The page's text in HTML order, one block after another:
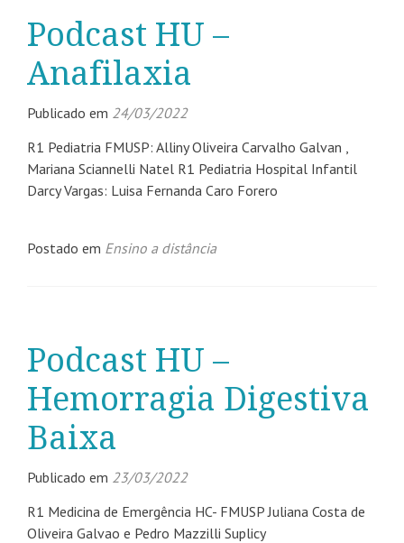
Podcast HU –
Anafilaxia
Publicado em 24/03/2022
R1 Pediatria FMUSP: Alliny Oliveira Carvalho Galvan ,
Mariana Sciannelli Natel R1 Pediatria Hospital Infantil
Darcy Vargas: Luisa Fernanda Caro Forero
Postado em Ensino a distância
Podcast HU –
Hemorragia Digestiva
Baixa
Publicado em 23/03/2022
R1 Medicina de Emergência HC- FMUSP Juliana Costa de
Oliveira Galvao e Pedro Mazzilli Suplicy